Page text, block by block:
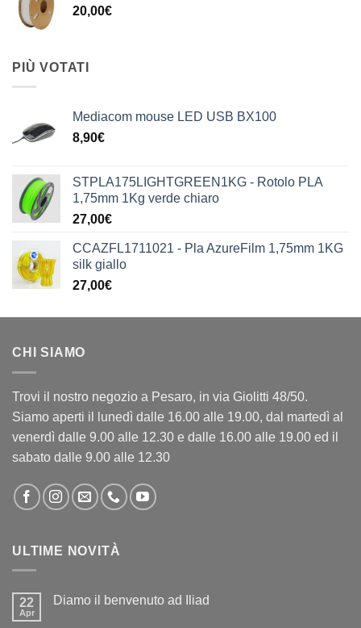
20,00€
PIÙ VOTATI
Mediacom mouse LED USB BX100
8,90€
STPLA175LIGHTGREEN1KG - Rotolo PLA
1,75mm 1Kg verde chiaro
27,00€
CCAZFL1711021 - Pla AzureFilm 1,75mm 1KG
silk giallo
27,00€
CHI SIAMO
Trovi il nostro negozio a Pesaro, in via Giolitti 48/50.
Siamo aperti il lunedì dalle 16.00 alle 19.00, dal martedì al
venerdì dalle 9.00 alle 12.30 e dalle 16.00 alle 19.00 ed il
sabato dalle 9.00 alle 12.30
ULTIME NOVITÀ
22
Apr
Diamo il benvenuto ad Iliad